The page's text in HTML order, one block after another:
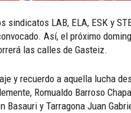
LAB, ELA, ESK y
Así, el próximo
las calles de Gasteiz.
y recuerdo a aquella lucha
Romualdo Barroso
y Tarragona Juan